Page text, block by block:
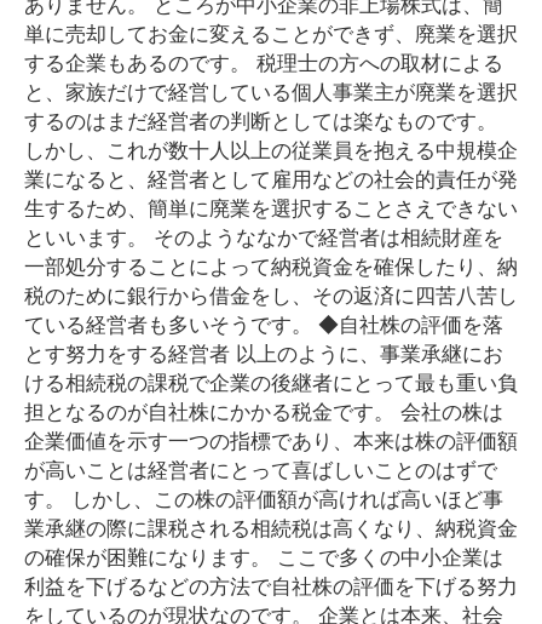
単に売却してお金に変えることができず、廃業を選択
する企業もあるのです。 税理士の方への取材による
と、家族だけで経営している個人事業主が廃業を選択
するのはまだ経営者の判断としては楽なものです。
しかし、これが数十人以上の従業員を抱える中規模企
業になると、経営者として雇用などの社会的責任が発
生するため、簡単に廃業を選択することさえできない
といいます。 そのようななかで経営者は相続財産を
一部処分することによって納税資金を確保したり、納
税のために銀行から借金をし、その返済に四苦八苦し
ている経営者も多いそうです。 ◆自社株の評価を落
とす努力をする経営者 以上のように、事業承継にお
ける相続税の課税で企業の後継者にとって最も重い負
担となるのが自社株にかかる税金です。 会社の株は
企業価値を示す一つの指標であり、本来は株の評価額
が高いことは経営者にとって喜ばしいことのはずで
す。 しかし、この株の評価額が高ければ高いほど事
業承継の際に課税される相続税は高くなり、納税資金
の確保が困難になります。 ここで多くの中小企業は
利益を下げるなどの方法で自社株の評価を下げる努力
をしているのが現状なのです。 企業とは本来、社会